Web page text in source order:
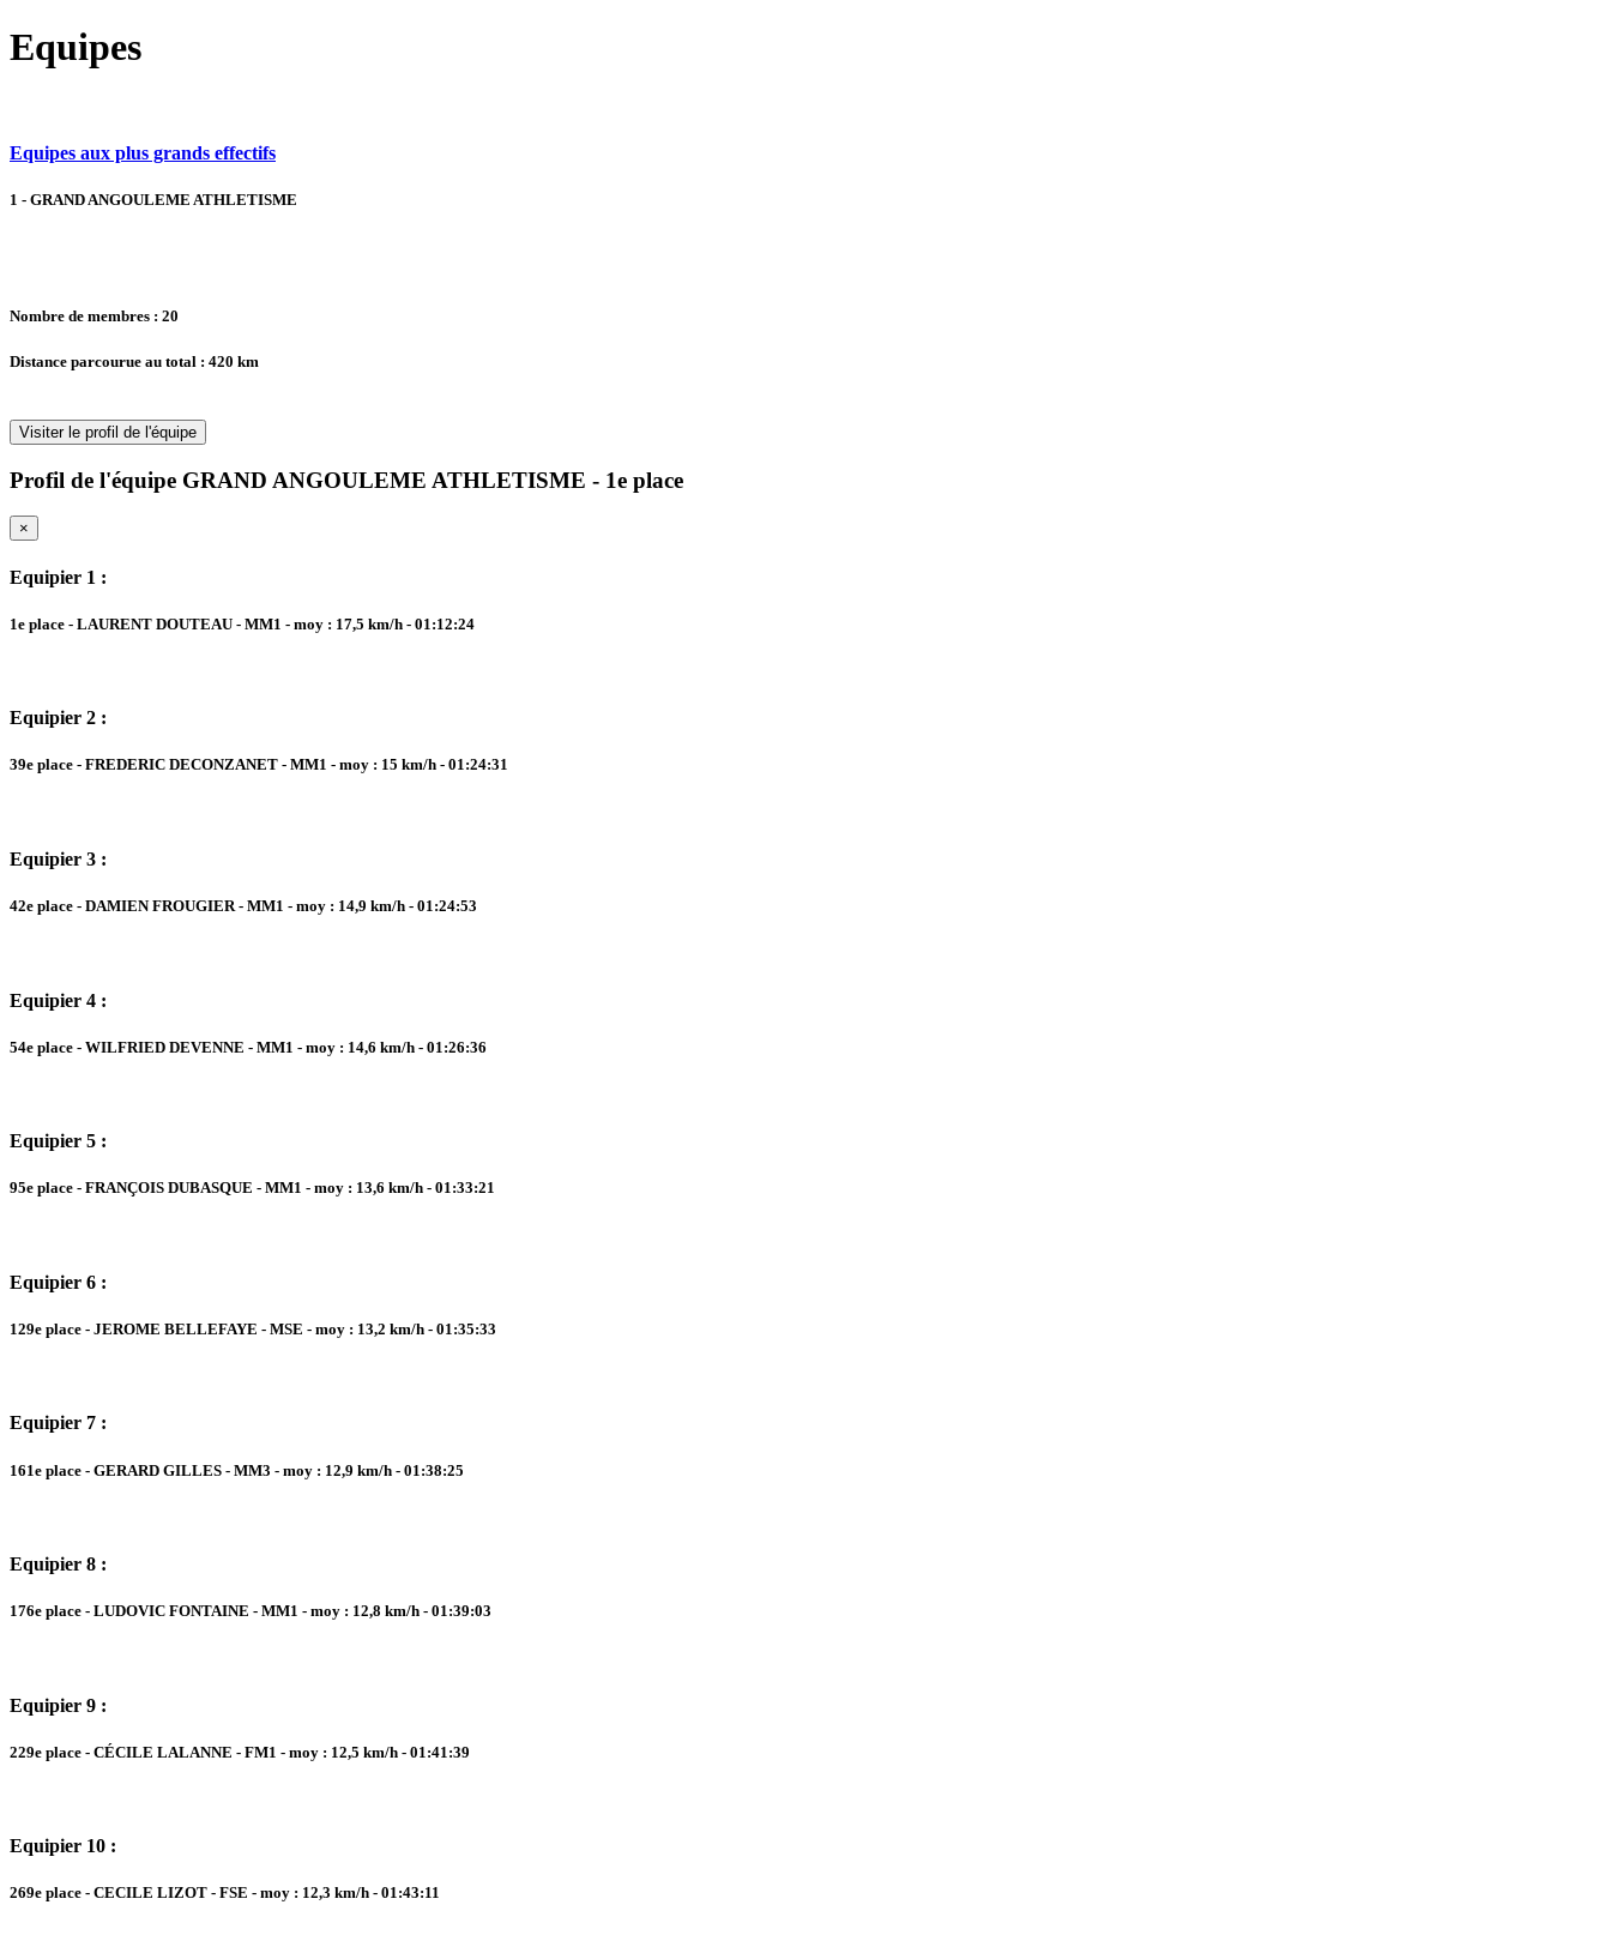
Equipes
Equipes aux plus grands effectifs
1 - GRAND ANGOULEME ATHLETISME
Nombre de membres : 20
Distance parcourue au total : 420 km
Visiter le profil de l'équipe
Profil de l'équipe GRAND ANGOULEME ATHLETISME - 1e place
×
Equipier 1 :
1e place - LAURENT DOUTEAU - MM1 - moy : 17,5 km/h - 01:12:24
Equipier 2 :
39e place - FREDERIC DECONZANET - MM1 - moy : 15 km/h - 01:24:31
Equipier 3 :
42e place - DAMIEN FROUGIER - MM1 - moy : 14,9 km/h - 01:24:53
Equipier 4 :
54e place - WILFRIED DEVENNE - MM1 - moy : 14,6 km/h - 01:26:36
Equipier 5 :
95e place - FRANÇOIS DUBASQUE - MM1 - moy : 13,6 km/h - 01:33:21
Equipier 6 :
129e place - JEROME BELLEFAYE - MSE - moy : 13,2 km/h - 01:35:33
Equipier 7 :
161e place - GERARD GILLES - MM3 - moy : 12,9 km/h - 01:38:25
Equipier 8 :
176e place - LUDOVIC FONTAINE - MM1 - moy : 12,8 km/h - 01:39:03
Equipier 9 :
229e place - CÉCILE LALANNE - FM1 - moy : 12,5 km/h - 01:41:39
Equipier 10 :
269e place - CECILE LIZOT - FSE - moy : 12,3 km/h - 01:43:11